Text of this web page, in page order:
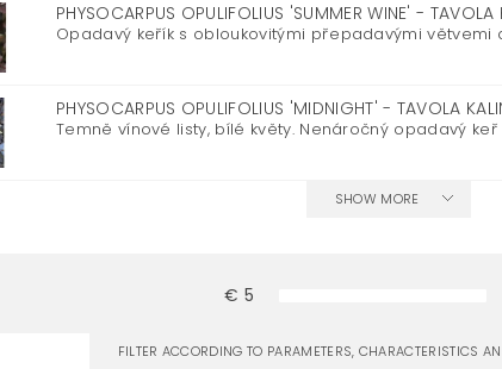
PHYSOCARPUS OPULIFOLIUS 'SUMMER WINE' - TAVOLA
Opadavý keřík s obloukovitými přepadavými větvemi
PHYSOCARPUS OPULIFOLIUS 'MIDNIGHT' - TAVOLA
Temně vínové listy, bílé květy. Nenáročný opadavý keř
SHOW MORE
€5
FILTER ACCORDING TO PARAMETERS, CHARACTERISTICS